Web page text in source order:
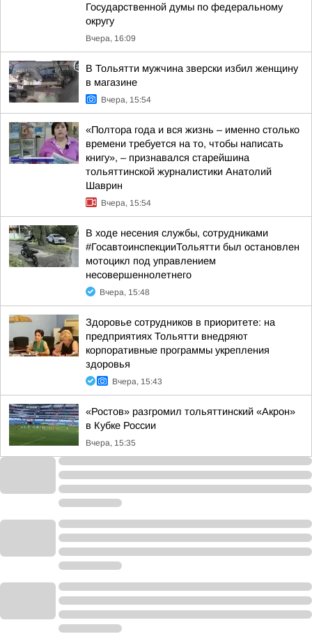
Государственной думы по федеральному
округу
Вчера, 16:09
В Тольятти мужчина зверски избил женщину
в магазине
Вчера, 15:54
«Полтора года и вся жизнь – именно столько
времени требуется на то, чтобы написать
книгу», – признавался старейшина
тольяттинской журналистики Анатолий
Шаврин
Вчера, 15:54
В ходе несения службы, сотрудниками
#ГосавтоинспекцииТольятти был остановлен
мотоцикл под управлением
несовершеннолетнего
Вчера, 15:48
Здоровье сотрудников в приоритете: на
предприятиях Тольятти внедряют
корпоративные программы укрепления
здоровья
Вчера, 15:43
«Ростов» разгромил тольяттинский «Акрон»
в Кубке России
Вчера, 15:35